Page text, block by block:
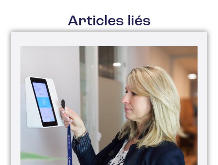
Articles liés